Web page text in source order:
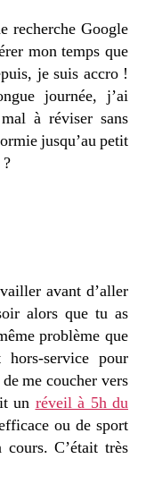
recherche Google
mon temps que
je suis accro !
journée, j’ai
à réviser sans
jusqu’au petit
avant d’aller
alors que tu as
problème que
service pour
me coucher vers
un réveil à 5h du
ou de sport
C’était très